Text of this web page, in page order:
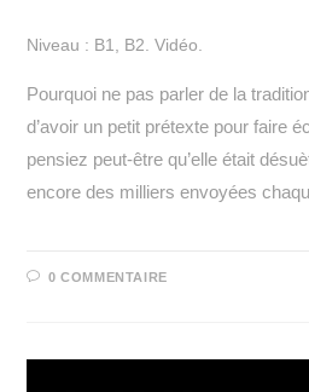
Niveau : B1, B2. Vidéo.
Pourquoi ne pas parler de la
d’avoir un petit prétexte pour faire
pensiez peut-être qu’elle était
encore des milliers envoyées
0 COMMENTAIRE